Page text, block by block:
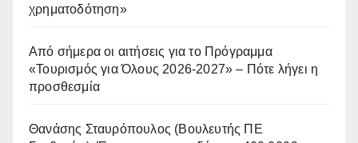
χρηματοδότηση»
Από σήμερα οι αιτήσεις για το Πρόγραμμα
«Τουρισμός για Όλους 2026-2027» – Πότε λήγει η
προσθεσμία
Θανάσης Σταυρόπουλος (Βουλευτής ΠΕ